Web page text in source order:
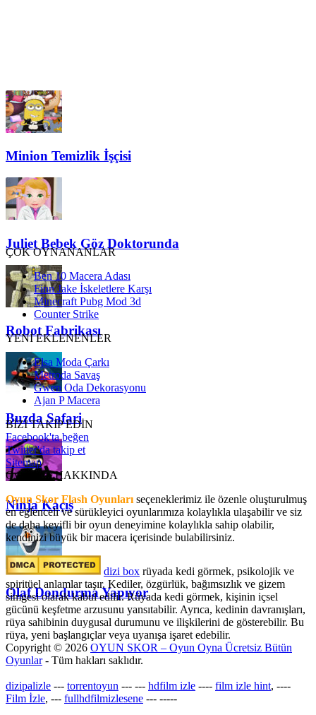
Minion Temizlik İşçisi
Juliet Bebek Göz Doktorunda
Robot Fabrikası
Buzda Safari
Ninja Kaçış
Olaf Dondurma Yapıyor
ÇOK OYNANANLAR
Ben 10 Macera Adası
Finn Jake İskeletlere Karşı
Minecraft Pubg Mod 3d
Counter Strike
YENİ EKLENENLER
Elsa Moda Çarkı
Metroda Savaş
Gwen Oda Dekorasyonu
Ajan P Macera
BİZİ TAKİP EDİN
Facebook'ta beğen
Twitter'da takip et
Sitemap
OyunSkor HAKKINDA
Oyun Skor Flash Oyunları seçeneklerimiz ile özenle oluşturulmuş
en eğlenceli ve sürükleyici oyunlarımıza kolaylıkla ulaşabilir ve siz
de daha keyifli bir oyun deneyimine kolaylıkla sahip olabilir,
kendinizi büyük bir macera içerisinde bulabilirsiniz.
dizi box rüyada kedi görmek​, psikolojik ve
spiritüel anlamlar taşır. Kediler, özgürlük, bağımsızlık ve gizem
simgesi olarak kabul edilir. Rüyada kedi görmek, kişinin içsel
gücünü keşfetme arzusunu yansıtabilir. Ayrıca, kedinin davranışları,
rüya sahibinin duygusal durumunu ve ilişkilerini de gösterebilir. Bu
rüya, yeni başlangıçlar veya uyanışa işaret edebilir.
Copyright © 2026 OYUN SKOR – Oyun Oyna Ücretsiz Bütün
Oyunlar- Tüm hakları saklıdır.
dizipalizle --- torrentoyun --- --- hdfilm izle ---- film izle hint, ----
Film İzle, --- fullhdfilmizlesene --- -----